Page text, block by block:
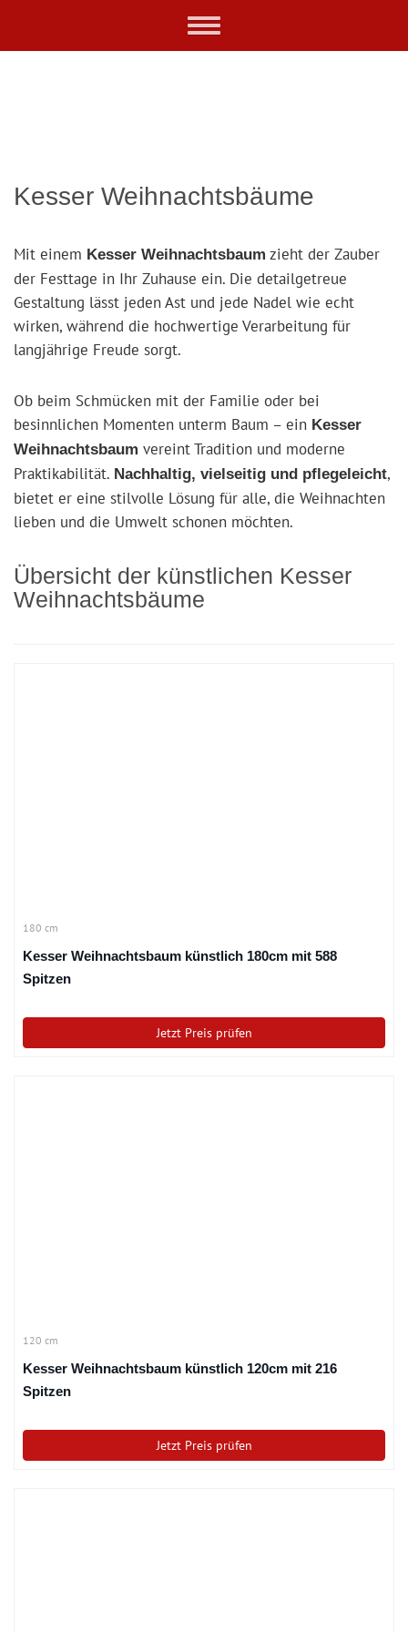
Toggle
Kesser Weihnachtsbäume
Mit einem Kesser Weihnachtsbaum zieht der Zauber
der Festtage in Ihr Zuhause ein. Die detailgetreue
Gestaltung lässt jeden Ast und jede Nadel wie echt
wirken, während die hochwertige Verarbeitung für
langjährige Freude sorgt.
Ob beim Schmücken mit der Familie oder bei
besinnlichen Momenten unterm Baum – ein Kesser
Weihnachtsbaum vereint Tradition und moderne
Praktikabilität. Nachhaltig, vielseitig und pflegeleicht,
bietet er eine stilvolle Lösung für alle, die Weihnachten
lieben und die Umwelt schonen möchten.
Übersicht der künstlichen Kesser
Weihnachtsbäume
180 cm
Kesser Weihnachtsbaum künstlich 180cm mit 588
Spitzen
Jetzt Preis prüfen
120 cm
Kesser Weihnachtsbaum künstlich 120cm mit 216
Spitzen
Jetzt Preis prüfen